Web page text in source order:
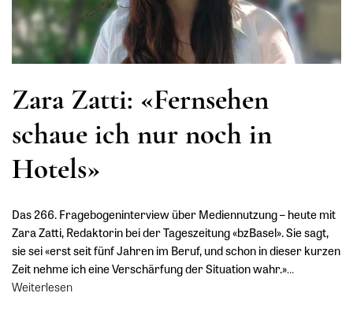
Zara Zatti: «Fernsehen
schaue ich nur noch in
Hotels»
Das 266. Fragebogeninterview über Mediennutzung – heute mit
Zara Zatti, Redaktorin bei der Tageszeitung «bzBasel». Sie sagt,
sie sei «erst seit fünf Jahren im Beruf, und schon in dieser kurzen
Zeit nehme ich eine Verschärfung der Situation wahr.»…
Weiterlesen